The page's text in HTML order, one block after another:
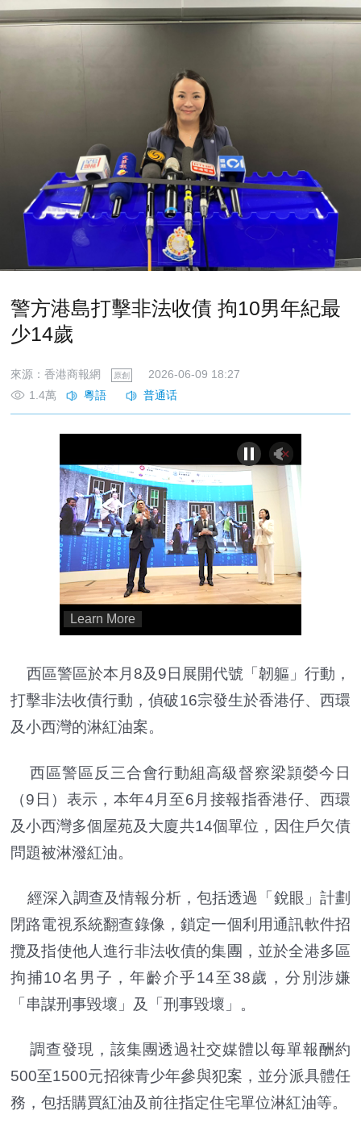
警方港島打擊非法收債 拘10男年紀最
少14歲
來源：香港商報網 原創
2026-06-09 18:27
1.4萬
西區警區於本月8及9日展開代號「韌軀」行動，
打擊非法收債行動，偵破16宗發生於香港仔、西環
及小西灣的淋紅油案。
西區警區反三合會行動組高級督察梁頴嫈今日
（9日）表示，本年4月至6月接報指香港仔、西環
及小西灣多個屋苑及大廈共14個單位，因住戶欠債
問題被淋潑紅油。
經深入調查及情報分析，包括透過「銳眼」計劃
閉路電視系統翻查錄像，鎖定一個利用通訊軟件招
攬及指使他人進行非法收債的集團，並於全港多區
拘捕10名男子，年齡介乎14至38歲，分別涉嫌
「串謀刑事毀壞」及「刑事毀壞」。
調查發現，該集團透過社交媒體以每單報酬約
500至1500元招徠青少年參與犯案，並分派具體任
務，包括購買紅油及前往指定住宅單位淋紅油等。